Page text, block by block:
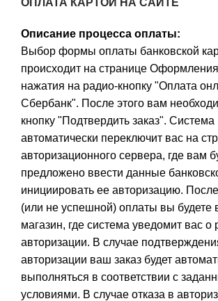
Описание процесса оплаты:
Выбор формы оплаты банковской
происходит на странице Оформления
нажатия на радио-кнопку "Оплата
Сбербанк". После этого вам
кнопку "Подтвердить заказ". Система
автоматически переключит вас на
авторизационного сервера, где вам
предложено ввести данные
инициировать ее авторизацию.
(или не успешной) оплаты вы будете
магазин, где система уведомит вас о
авторизации. В случае
авторизации ваш заказ будет
выполняться в соответствии с
условиями. В случае отказа в